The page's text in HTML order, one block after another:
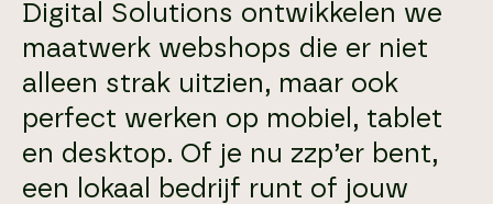
Digital Solutions ontwikkelen we
maatwerk webshops die er niet
alleen strak uitzien, maar ook
perfect werken op mobiel, tablet
en desktop. Of je nu zzp’er bent,
een lokaal bedrijf runt of jouw